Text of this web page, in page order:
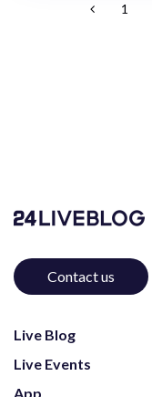
1
Contact us
Live Blog
Live Events
App